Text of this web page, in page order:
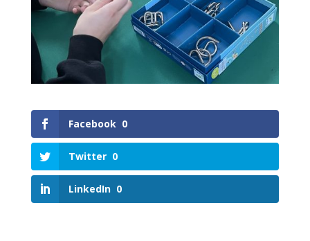
Facebook 0
Twitter 0
LinkedIn 0